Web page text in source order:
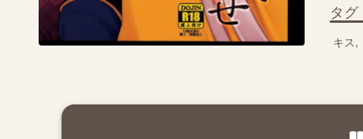
タグ
キス